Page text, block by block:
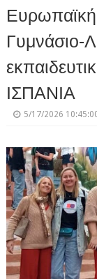
Ευρωπαϊκή
ΙΣΠΑΝΙΑ
5/17/2026